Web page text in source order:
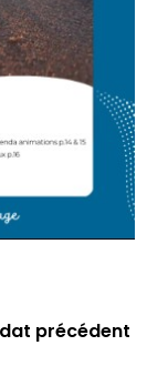
précédent